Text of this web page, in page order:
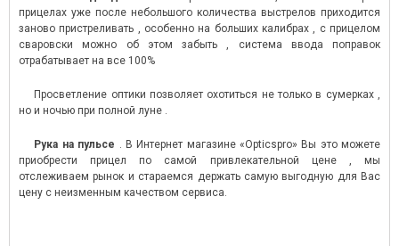
прицелах уже после небольшого количества выстрелов приходится
заново пристреливать , особенно на больших калибрах , с прицелом
сваровски можно об этом забыть , система ввода поправок
отрабатывает на все 100%
Просветление оптики позволяет охотиться не только в сумерках ,
но и ночью при полной луне .
Рука на пульсе . В Интернет магазине «Opticspro» Вы это можете
приобрести прицел по самой привлекательной цене , мы
отслеживаем рынок и стараемся держать самую выгодную для Вас
цену с неизменным качеством сервиса.